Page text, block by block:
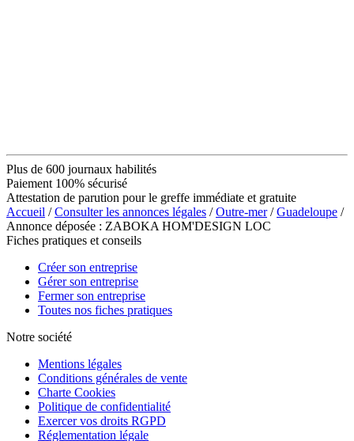
Plus de 600 journaux habilités
Paiement 100% sécurisé
Attestation de parution pour le greffe immédiate et gratuite
Accueil /Consulter les annonces légales /Outre-mer/Guadeloupe /
Annonce déposée : ZABOKA HOM'DESIGN LOC
Fiches pratiques et conseils
Créer son entreprise
Gérer son entreprise
Fermer son entreprise
Toutes nos fiches pratiques
Notre société
Mentions légales
Conditions générales de vente
Charte Cookies
Politique de confidentialité
Exercer vos droits RGPD
Réglementation légale